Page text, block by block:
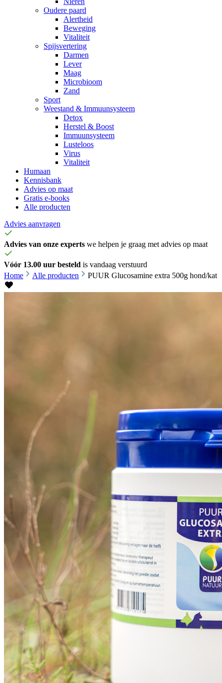
Oudere paard
Alertheid
Beweging
Vitaliteit
Spijsvertering
Darmen
Lever
Maag
Microbioom
Zand
Sport
Weestand & Immuunsysteem
Detox
Herstel & Boost
Immuunsysteem
Lusteloos
Virus
Vitaliteit
Humaan
Kennisbank
Advies op maat
Gratis e-books
Alle producten
Advies aanvragen
Advies van onze experts we helpen je graag met advies op maat
Vóór 13.00 uur besteld is vandaag verstuurd
Home
Alle producten PUUR Glucosamine extra 500g hond/kat